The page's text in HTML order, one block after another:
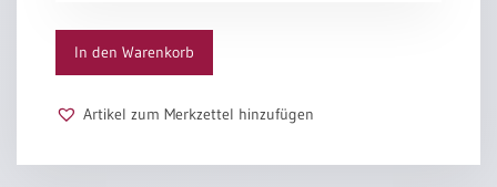
In den Warenkorb
Artikel zum Merkzettel hinzufügen